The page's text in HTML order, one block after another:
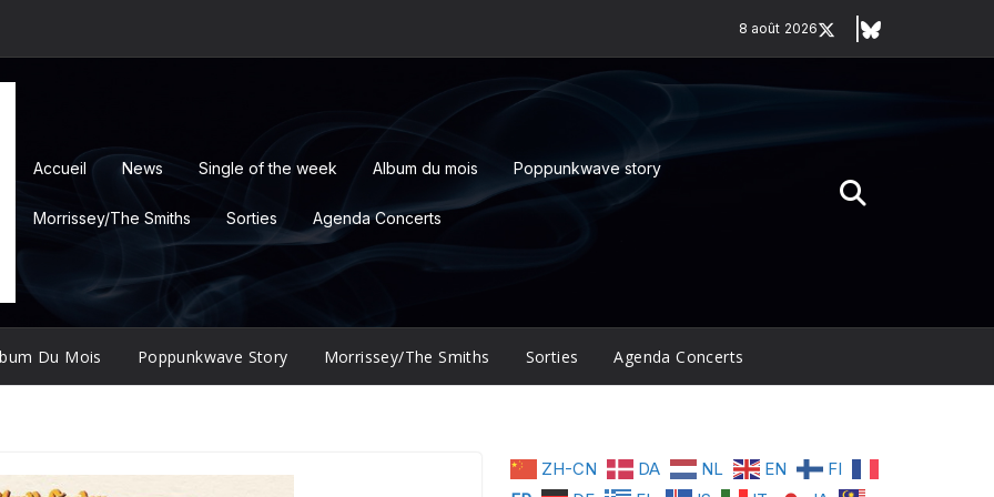
8 août 2026
Accueil News Single of the week Album du mois Poppunkwave story
Morrissey/The Smiths Sorties Agenda Concerts
Du Mois Poppunkwave Story Morrissey/The Smiths Sorties Agenda Concerts
ZH-CN DA NL EN
FI